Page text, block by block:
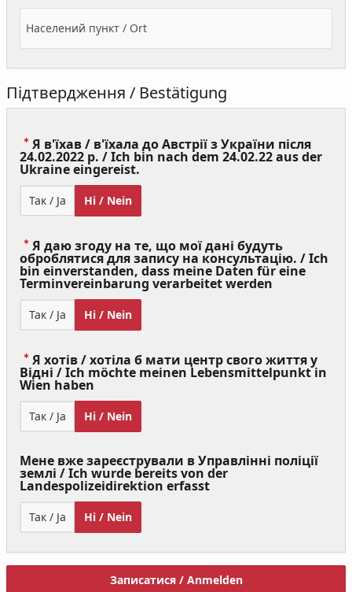
Населений пункт / Ort
Підтвердження / Bestätigung
Я в'їхав / в'їхала до Австрії з України після
24.02.2022 р. / Ich bin nach dem 24.02.22 aus der
Ukraine eingereist.
Required)
Так / Ja Ні / Nein
Я даю згоду на те, що мої дані будуть
оброблятися для запису на консультацію. / Ich
bin einverstanden, dass meine Daten für eine
Terminvereinbarung verarbeitet werden
Так / Ja Ні / Nein
Я хотів / хотіла б мати центр свого життя у
Відні / Ich möchte meinen Lebensmittelpunkt in
Wien haben
Required)
Так / Ja Ні / Nein
Мене вже зареєстрували в Управлінні поліції
землі / Ich wurde bereits von der
Landespolizeidirektion erfasst
Так / Ja Ні / Nein
Записатися / Anmelden